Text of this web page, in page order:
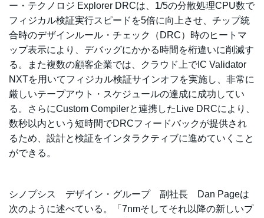
ー・テクノロジ Explorer DRCは、1/5の分散処理CPU数で
フィジカル検証実行スピードを5倍に向上させ、チップ統
合時のデザインルール・チェック（DRC）時のヒートマ
ップ表示により、デバッグにかかる時間を桁違いに削減す
る。また複数の顧客企業では、クラウド上でIC Validator
NXTを用いてフィジカル検証サインオフを実施し、非常に
厳しいテープアウト・スケジュールの達成に成功してい
る。さらにCustom Compilerと連携したLive DRCにより、
数秒以内という短時間でDRCフィードバックが提供され
るため、設計と検証をインタラクティブに進めていくこと
ができる。
シノプシス デザイン・グループ 副社長 Dan Pageは
次のように述べている。「7nmそしてそれ以降の新しいプ